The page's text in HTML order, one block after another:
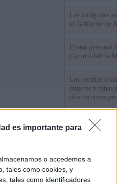
es importante para
o accedemos a
tales como cookies, y
tales como identificadores
Las incógnitas
el Gobierno de
El uso personal
Comunidad de
Los vecinos
mujeres y niñas
días no
Meloni
mientras llama
España tiene
principales, un